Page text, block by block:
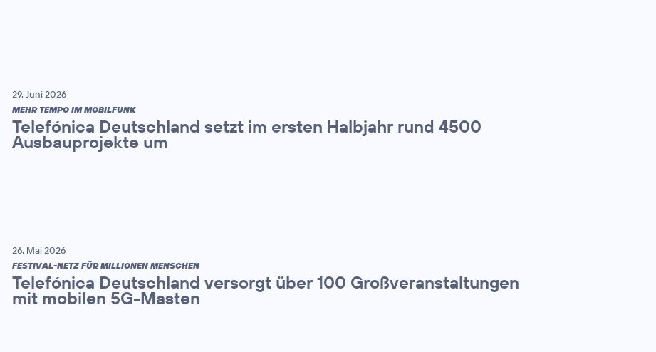
29. Juni 2026
MEHR TEMPO IM MOBILFUNK
Telefónica Deutschland setzt im ersten Halbjahr rund 4500
Ausbauprojekte um
26. Mai 2026
FESTIVAL-NETZ FÜR MILLIONEN MENSCHEN
Telefónica Deutschland versorgt über 100 Großveranstaltungen
mit mobilen 5G-Masten